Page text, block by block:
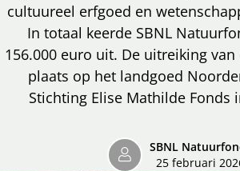
cultuureel erfgoed en
In totaal keerde SBNL
156.000 euro uit. De uitreiking
plaats op het landgoed
Stichting Elise Mathilde Fonds
SBNL
25 februari